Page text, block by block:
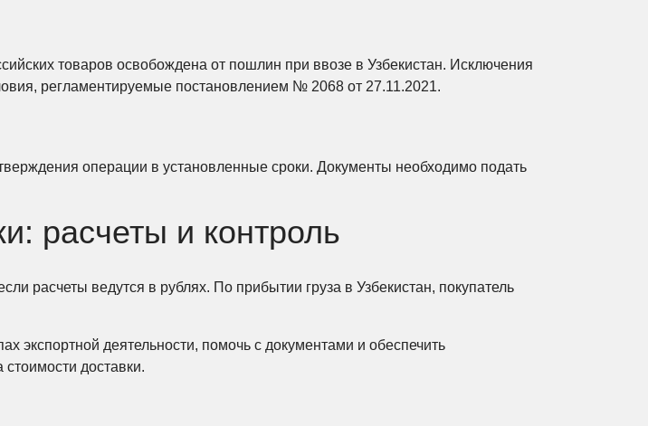
товаров освобождена от пошлин при ввозе в Узбекистан. Исключения
регламентируемые постановлением № 2068 от 27.11.2021.
операции в установленные сроки. Документы необходимо подать
расчеты и контроль
расчеты ведутся в рублях. По прибытии груза в Узбекистан, покупатель
экспортной деятельности, помочь с документами и обеспечить
доставки.